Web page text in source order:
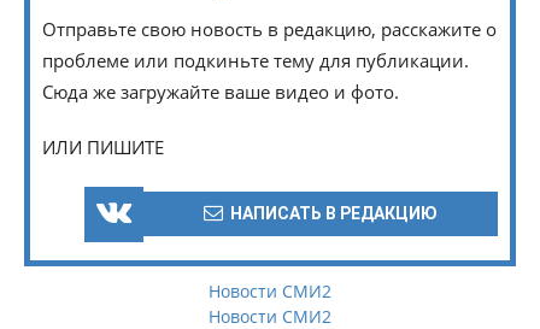
Отправьте свою новость в редакцию, расскажите о
проблеме или подкиньте тему для публикации.
Сюда же загружайте ваше видео и фото.
ИЛИ ПИШИТЕ
НАПИСАТЬ В РЕДАКЦИЮ
Новости СМИ2
Новости СМИ2